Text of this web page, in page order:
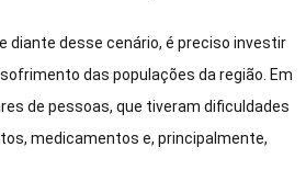
diante desse cenário, é preciso investir
das populações da região. Em
de pessoas, que tiveram dificuldades
medicamentos e, principalmente,